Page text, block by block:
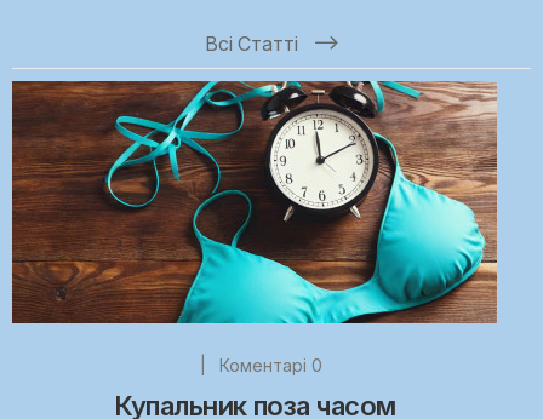
Всі Статті
Коментарі 0
Купальник поза часом